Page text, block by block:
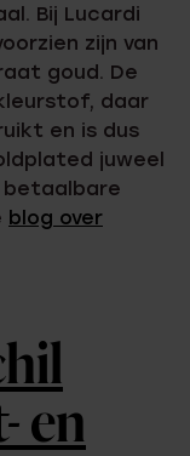
Bij Lucardi
zijn van
goud. De
daar
en is dus
juweel
betaalbare
blog over
en